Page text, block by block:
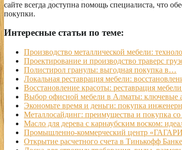
сайте всегда доступна помощь специалиста, что
покупки.
Интересные статьи по теме:
Производство металлической мебели:
Проектирование и производство траверс
Полистирол гранулы: выгодная покупка в…
Локальная реставрация мебели:
Восстановление красоты: реставрация
Выбор офисной мебели в Алматы: ключевые
Экономьте время и деньги: покупка
Металлосайдинг: преимущества и покупка
Масло для дерева с карнаубским воском:
Промышленно-коммерческий центр
Открытие расчетного счета в Тинькофф